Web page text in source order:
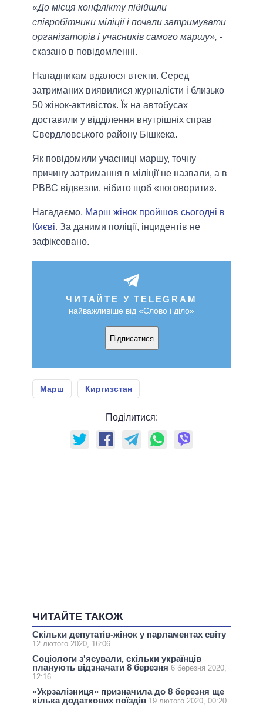
«До місця конфлікту підійшли
співробітники міліції і почали затримувати
організаторів і учасників самого маршу», -
сказано в повідомленні.
Нападникам вдалося втекти. Серед
затриманих виявилися журналісти і близько
50 жінок-активісток. Їх на автобусах
доставили у відділення внутрішніх справ
Свердловського району Бішкека.
Як повідомили учасниці маршу, точну
причину затримання в міліції не назвали, а в
РВВС відвезли, нібито щоб «поговорити».
Нагадаємо, Марш жінок пройшов сьогодні в
Києві. За даними поліції, інцидентів не
зафіксовано.
ЧИТАЙТЕ У TELEGRAM
найважливіше від «Слово і діло»
Підписатися
Марш Киргизстан
Поділитися:
ЧИТАЙТЕ ТАКОЖ
Скільки депутатів-жінок у парламентах світу
12 лютого 2020, 16:06
Соціологи з'ясували, скільки українців
планують відзначати 8 березня 6 березня 2020,
12:16
«Укрзалізниця» призначила до 8 березня ще
кілька додаткових поїздів 19 лютого 2020, 00:20